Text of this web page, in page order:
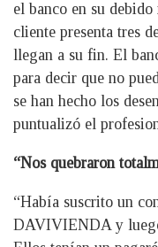
el banco en su
cliente presenta tres
llegan a su fin. El
para decir que no
se han hecho los
puntualizó el
“Nos quebraron
“Había suscrito un
DAVIVIENDA y